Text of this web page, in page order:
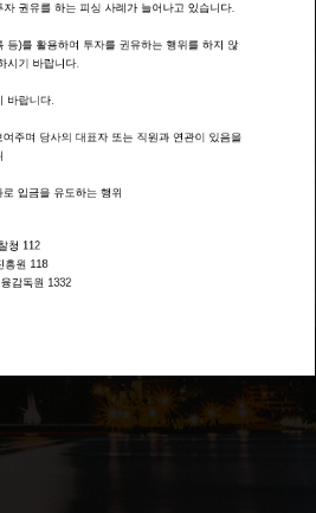
청 112
흥원 118
감독원 1332
권유를 하는 피싱 사례가 늘어나고 있습니다.
등)를 활용하여 투자를 권유하는 행위를 하지 않
시기 바랍니다.
바랍니다.
주며 당사의 대표자 또는 직원과 연관이 있음을
입금을 유도하는 행위